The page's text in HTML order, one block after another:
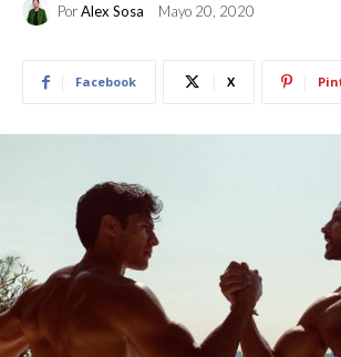
PorAlex Sosa Mayo 20, 2020
Facebook X